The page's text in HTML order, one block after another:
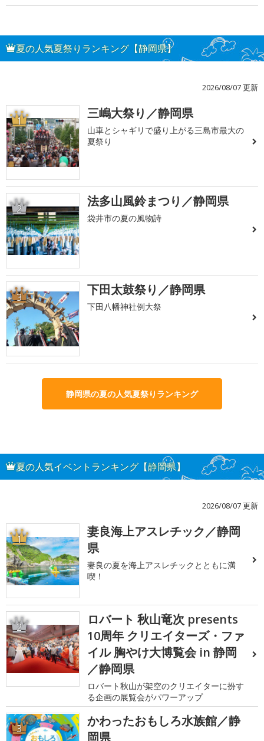
夏の人気夏祭りランキング【静岡県】
2026/08/07 更新
1 三嶋大祭り／静岡県
山車とシャギリで盛り上がる三島市最大の
夏祭り
2 法多山風鈴まつり／静岡県
袋井市の夏の風物詩
3 下田太鼓祭り／静岡県
下田八幡神社例大祭
静岡県の夏の人気夏祭りランキング
夏の人気イベントランキング【静岡県】
2026/08/07 更新
1
妻良海上アスレチック／静岡
県
妻良の夏を海上アスレチックとともに満
喫！
2
ロバート 秋山竜次 presents
10周年 クリエイターズ・ファ
イル 胸やけ大博覧会 in 静岡
／静岡県
ロバート秋山が架空のクリエイターに扮す
る企画の展覧会がパワーアップ
3
かわったおもしろ水族館／静
岡県